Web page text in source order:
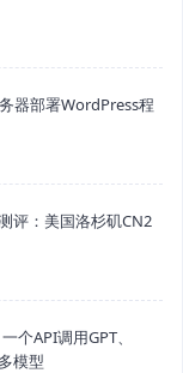
器部署WordPress程
评：美国洛杉矶CN2
个API调用GPT、
模型